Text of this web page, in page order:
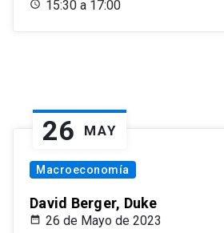
15:30 a 17:00
26 MAY
Macroeconomía
David Berger, Duke
26 de Mayo de 2023